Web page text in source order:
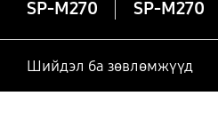
SP-M270 SP-M270
Шийдэл ба зөвлөмжүүд